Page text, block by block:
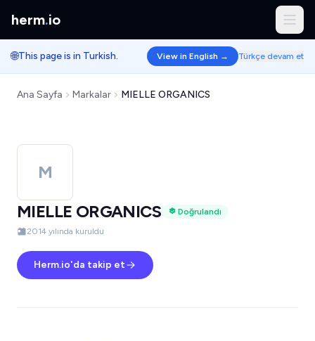
herm.io
🌐This page is in Turkish. View in English → Türkçe devam et
Ana Sayfa Markalar MIELLE ORGANICS
M
MIELLE ORGANICS
Doğrulandı
2014 yılında kuruldu
Herm.io'da takip et